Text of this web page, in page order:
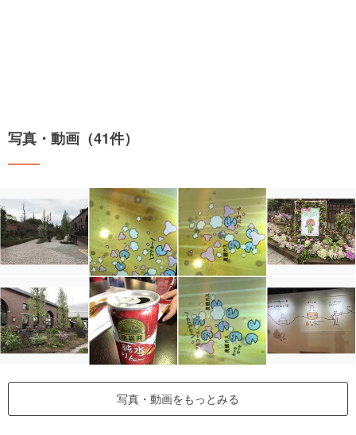
写真・動画（41件）
写真・動画をもっとみる